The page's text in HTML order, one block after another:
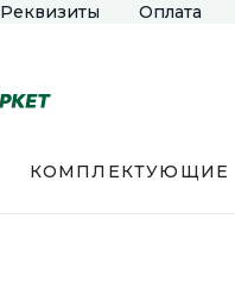
Реквизиты Оплата
КОМПЛЕКТУЮЩИЕ